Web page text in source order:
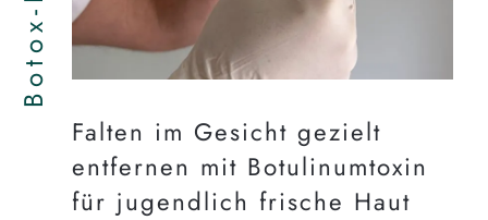
Falten im Gesicht gezielt
entfernen mit Botulinumtoxin
für jugendlich frische Haut